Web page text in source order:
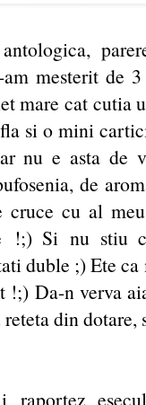
am mesterit de
mare cat cutia
si o mini
nu e asta de
de
cu al
!;) Si nu stiu
duble ;) Ete
!;) Da-n verva
din